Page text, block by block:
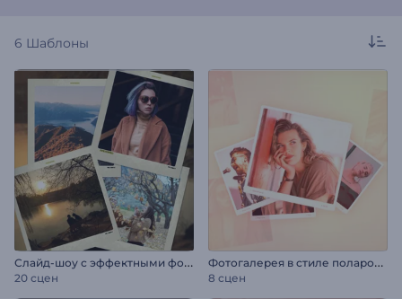
6 Шаблоны
С
лайд-шоу с эффектными фотопереходами
20 сцен
Ф
отогалерея в стиле полароид
8 сцен